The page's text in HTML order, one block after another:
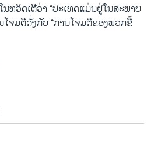
ທວິດ​ເຕີ​ວ່າ “ປະ​ເທດ​ແມ່ນ​ຢູ່​ໃນ​ສະ​ພາບ​
ໂຈມ​ຕີ​ດັ່ງ​ກັບ “ການ​ໂຈມ​ຕີ​ຂອງ​ພວກ​ຂີ້​